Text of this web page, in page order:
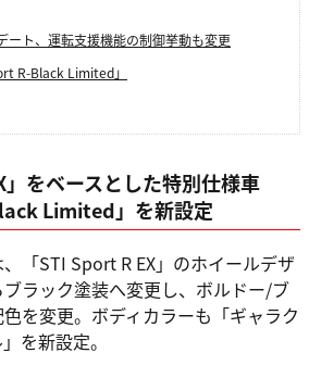
ート、運転支援機能の制御挙動も変更
R-Black Limited」
」をベースとした特別仕様車
Limited」を新設定
「STI Sport R EX」のホイールデザ
ラック塗装へ変更し、ボルドー/ブ
を変更。ボディカラーも「ギャラク
を新設定。